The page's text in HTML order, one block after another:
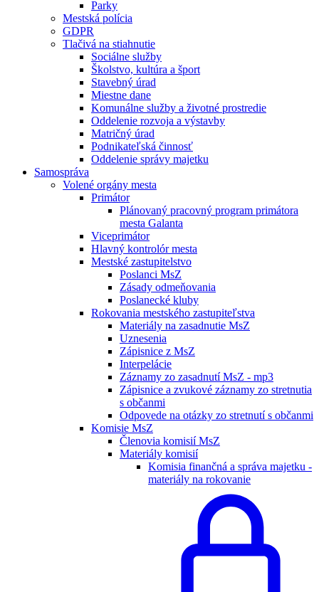
Parky
Mestská polícia
GDPR
Tlačivá na stiahnutie
Sociálne služby
Školstvo, kultúra a šport
Stavebný úrad
Miestne dane
Komunálne služby a životné prostredie
Oddelenie rozvoja a výstavby
Matričný úrad
Podnikateľská činnosť
Oddelenie správy majetku
Samospráva
Volené orgány mesta
Primátor
Plánovaný pracovný program primátora
mesta Galanta
Viceprimátor
Hlavný kontrolór mesta
Mestské zastupitelstvo
Poslanci MsZ
Zásady odmeňovania
Poslanecké kluby
Rokovania mestského zastupiteľstva
Materiály na zasadnutie MsZ
Uznesenia
Zápisnice z MsZ
Interpelácie
Záznamy zo zasadnutí MsZ - mp3
Zápisnice a zvukové záznamy zo stretnutia
s občanmi
Odpovede na otázky zo stretnutí s občanmi
Komisie MsZ
Členovia komisií MsZ
Materiály komisií
Komisia finančná a správa majetku -
materiály na rokovanie